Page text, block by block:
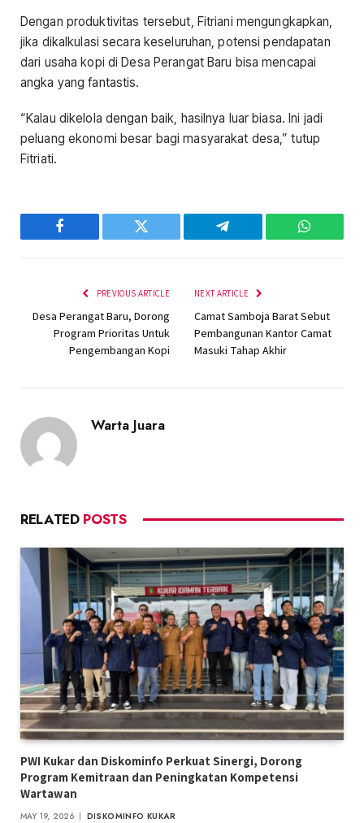
Dengan produktivitas tersebut, Fitriani mengungkapkan,
jika dikalkulasi secara keseluruhan, potensi pendapatan
dari usaha kopi di Desa Perangat Baru bisa mencapai
angka yang fantastis.
“Kalau dikelola dengan baik, hasilnya luar biasa. Ini jadi
peluang ekonomi besar bagi masyarakat desa,” tutup
Fitriati.
Facebook Twitter Telegram
PREVIOUS ARTICLE
Desa Perangat Baru, Dorong
Program Prioritas Untuk
Pengembangan Kopi
NEXT ARTICLE
Camat Samboja Barat Sebut
Pembangunan Kantor Camat
Masuki Tahap Akhir
Warta Juara
RELATED POSTS
PWI Kukar dan Diskominfo Perkuat Sinergi, Dorong
Program Kemitraan dan Peningkatan Kompetensi
Wartawan
MAY 19, 2026 DISKOMINFO KUKAR